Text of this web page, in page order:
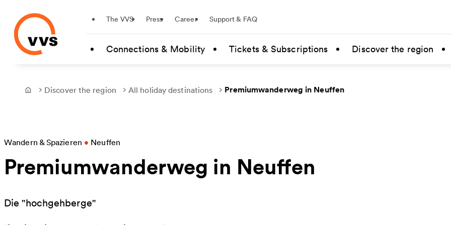
Skip to main content
The VVS Press Career Support & FAQ
Connections & Mobility Tickets & Subscriptions Discover the region
Frontpage
Discover the region All holiday destinations Premiumwanderweg in Neuffen
Wandern & Spazieren • Neuffen
Premiumwanderweg in Neuffen
Die "hochgehberge"